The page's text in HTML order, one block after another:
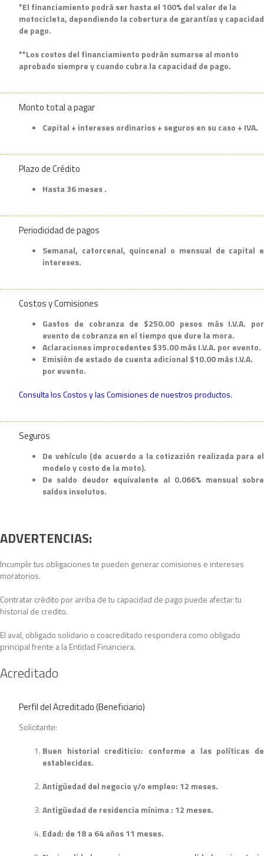
*El financiamiento podrá ser hasta el 100% del valor de la
motocicleta, dependiendo la cobertura de garantías y capacidad
de pago.
**Los costos del financiamiento podrán sumarse al monto
aprobado siempre y cuando cubra la capacidad de pago.
Monto total a pagar
Capital + intereses ordinarios + seguros en su caso + IVA.
Plazo de Crédito
Hasta 36 meses .
Periodicidad de pagos
Semanal, catorcenal, quincenal o mensual de capital e
intereses.
Costos y Comisiones
Gastos de cobranza de $250.00 pesos más I.V.A. por
evento de cobranza en el tiempo que dure la mora.
Aclaraciones improcedentes $35.00 más I.V.A. por evento.
Emisión de estado de cuenta adicional $10.00 más I.V.A.
por evento.
Consulta los Costos y las Comisiones de nuestros productos.
Seguros
De vehículo (de acuerdo a la cotizazión realizada para el
modelo y costo de la moto).
De saldo deudor equivalente al 0.066% mensual sobre
saldos insolutos.
ADVERTENCIAS:
Incumplir tus obligaciones te pueden generar comisiones e intereses
moratorios.
Contratar crédito por arriba de tu capacidad de pago puede afectar tu
historial de credito.
El aval, obligado solidario o coacreditado respondera como obligado
principal frente a la Entidad Financiera.
Acreditado
Perfil del Acreditado (Beneficiario)
Solicitante:
Buen historial crediticio: conforme a las políticas de
establecidas.
Antigüedad del negocio y/o empleo: 12 meses.
Antigüedad de residencia mínima : 12 meses.
Edad: de 18 a 64 años 11 meses.